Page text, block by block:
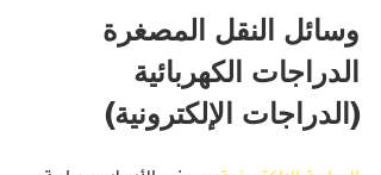
وسائل النقل المصغرة
الدراجات الكهربائية
(الدراجات الإلكترونية)